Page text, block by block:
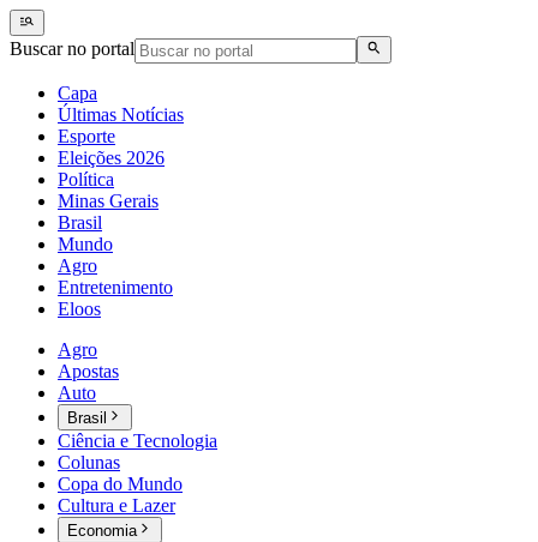
Buscar no portal
Capa
Últimas Notícias
Esporte
Eleições 2026
Política
Minas Gerais
Brasil
Mundo
Agro
Entretenimento
Eloos
Agro
Apostas
Auto
Brasil
Ciência e Tecnologia
Colunas
Copa do Mundo
Cultura e Lazer
Economia